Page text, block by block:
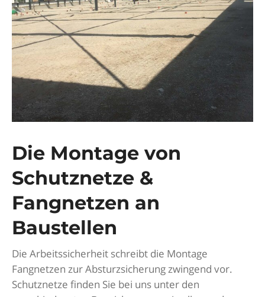
Die Montage von
Schutznetze &
Fangnetzen an
Baustellen
Die Arbeitssicherheit schreibt die Montage
Fangnetzen zur Absturzsicherung zwingend vor.
Schutznetze finden Sie bei uns unter den